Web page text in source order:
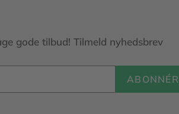
gode tilbud! Tilmeld nyhedsbrev
ABONNÉR